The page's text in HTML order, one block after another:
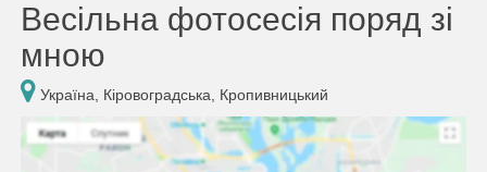
Весільна фотосесія поряд зі
мною
Україна, Кіровоградська, Кропивницький